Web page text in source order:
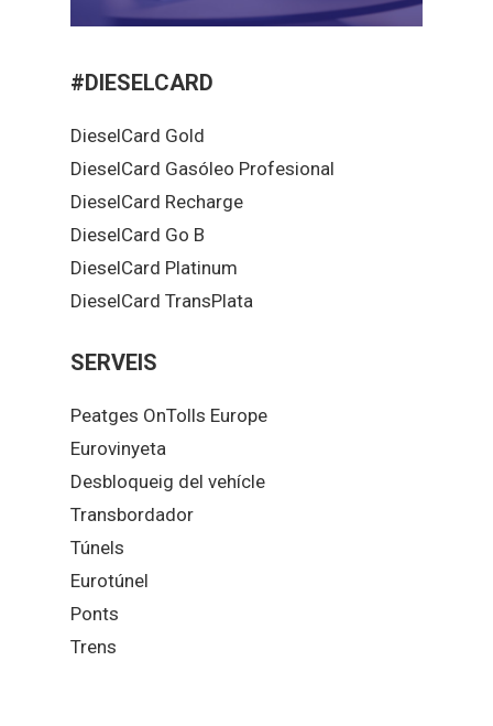
#DIESELCARD
DieselCard Gold
DieselCard Gasóleo Profesional
DieselCard Recharge
DieselCard Go B
DieselCard Platinum
DieselCard TransPlata
SERVEIS
Peatges OnTolls Europe
Eurovinyeta
Desbloqueig del vehícle
Transbordador
Túnels
Eurotúnel
Ponts
Trens